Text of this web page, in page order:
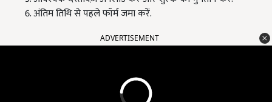
अंतिम तिथि से पहले फॉर्म जमा करें.
ADVERTISEMENT